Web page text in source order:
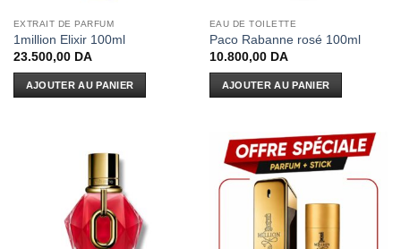
EXTRAIT DE PARFUM
1million Elixir 100ml
23.500,00 DA
AJOUTER AU PANIER
EAU DE TOILETTE
Paco Rabanne rosé 100ml
10.800,00 DA
AJOUTER AU PANIER